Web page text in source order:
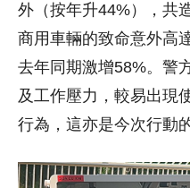
外（按年升44%），共
商用車輛的致命意外高
去年同期激增58%。警
及工作壓力，較易出現
行為，這亦是今次行動